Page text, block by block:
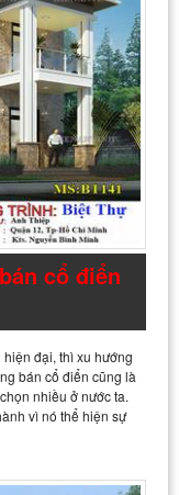
cổ điển
đại, thì xu hướng
bán cổ điển cũng là
nhiều ở nước ta.
vì nó thể hiện sự